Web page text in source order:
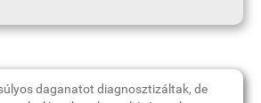
daganatot diagnosztizáltak, de